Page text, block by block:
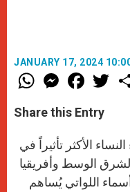
JANUARY 17, 2024
W
h
t
s
p
p
M
e
s
e
g
e
r
F
a
e
b
o
k
w
r
Share this Entry
الأكثر تأثيراً في
أوروبا، الشرق الوسط وأفريقيا
أسماء اللواتي يُساهم